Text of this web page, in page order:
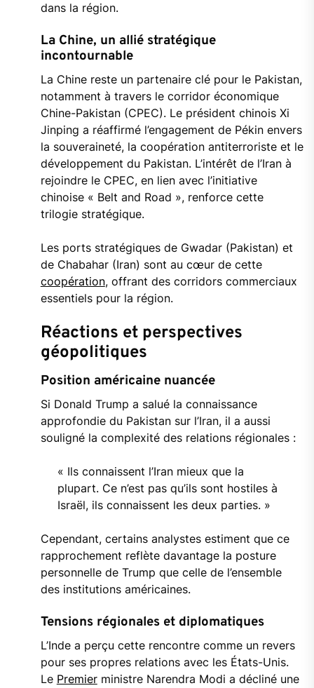
dans la région.
La Chine, un allié stratégique
incontournable
La Chine reste un partenaire clé pour le Pakistan,
notamment à travers le corridor économique
Chine-Pakistan (CPEC). Le président chinois Xi
Jinping a réaffirmé l’engagement de Pékin envers
la souveraineté, la coopération antiterroriste et le
développement du Pakistan. L’intérêt de l’Iran à
rejoindre le CPEC, en lien avec l’initiative
chinoise « Belt and Road », renforce cette
trilogie stratégique.
Les ports stratégiques de Gwadar (Pakistan) et
de Chabahar (Iran) sont au cœur de cette
coopération, offrant des corridors commerciaux
essentiels pour la région.
Réactions et perspectives
géopolitiques
Position américaine nuancée
Si Donald Trump a salué la connaissance
approfondie du Pakistan sur l’Iran, il a aussi
souligné la complexité des relations régionales :
« Ils connaissent l’Iran mieux que la
plupart. Ce n’est pas qu’ils sont hostiles à
Israël, ils connaissent les deux parties. »
Cependant, certains analystes estiment que ce
rapprochement reflète davantage la posture
personnelle de Trump que celle de l’ensemble
des institutions américaines.
Tensions régionales et diplomatiques
L’Inde a perçu cette rencontre comme un revers
pour ses propres relations avec les États-Unis.
Le Premierministre Narendra Modi a décliné une